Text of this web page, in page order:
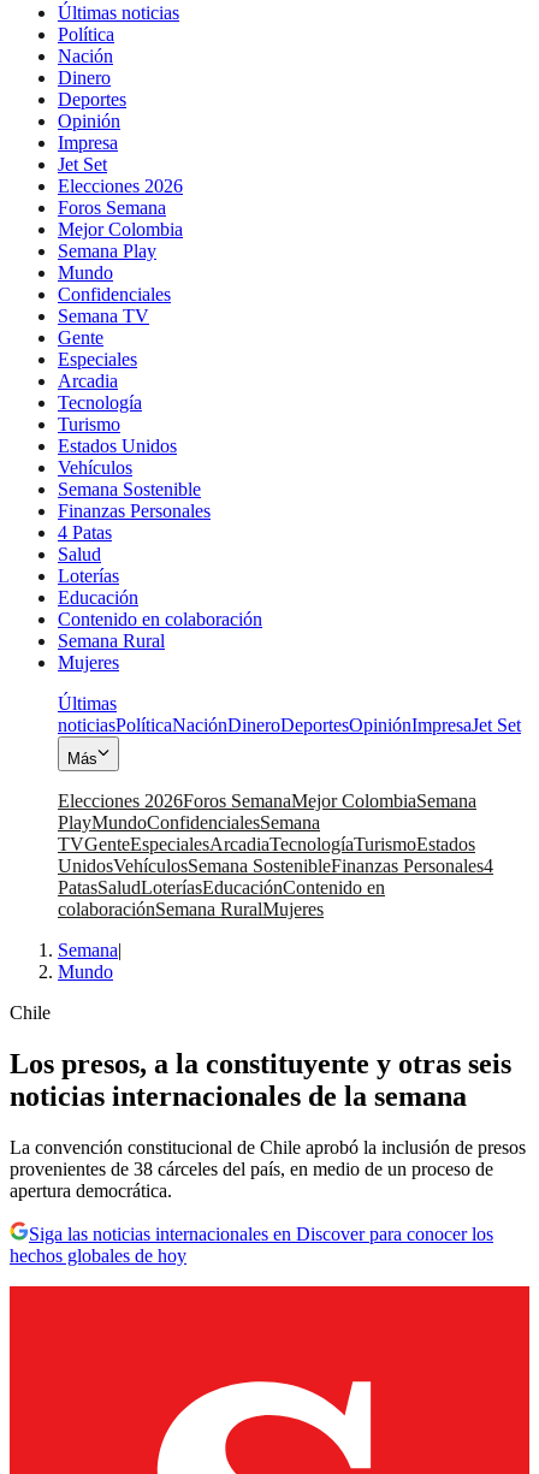
Últimas noticias
Política
Nación
Dinero
Deportes
Opinión
Impresa
Jet Set
Elecciones 2026
Foros Semana
Mejor Colombia
Semana Play
Mundo
Confidenciales
Semana TV
Gente
Especiales
Arcadia
Tecnología
Turismo
Estados Unidos
Vehículos
Semana Sostenible
Finanzas Personales
4 Patas
Salud
Loterías
Educación
Contenido en colaboración
Semana Rural
Mujeres
Últimas
noticiasPolíticaNaciónDineroDeportesOpiniónImpresaJet Set
Más
Elecciones 2026Foros SemanaMejor ColombiaSemana
PlayMundoConfidencialesSemana
TVGenteEspecialesArcadiaTecnologíaTurismoEstados
UnidosVehículosSemana SostenibleFinanzas Personales4
PatasSaludLoteríasEducaciónContenido en
colaboraciónSemana RuralMujeres
Semana|
Mundo
Chile
Los presos, a la constituyente y otras seis
noticias internacionales de la semana
La convención constitucional de Chile aprobó la inclusión de presos
provenientes de 38 cárceles del país, en medio de un proceso de
apertura democrática.
Siga las noticias internacionales en Discover para conocer los
hechos globales de hoy